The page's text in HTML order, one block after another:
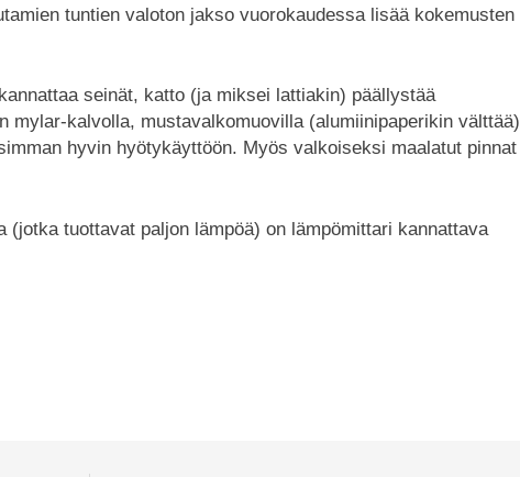
tuntien valoton jakso vuorokaudessa lisää kokemusten
seinät, katto (ja miksei lattiakin) päällystää
mylar-kalvolla, mustavalkomuovilla (alumiinipaperikin välttää)
hyvin hyötykäyttöön. Myös valkoiseksi maalatut pinnat
tuottavat paljon lämpöä) on lämpömittari kannattava